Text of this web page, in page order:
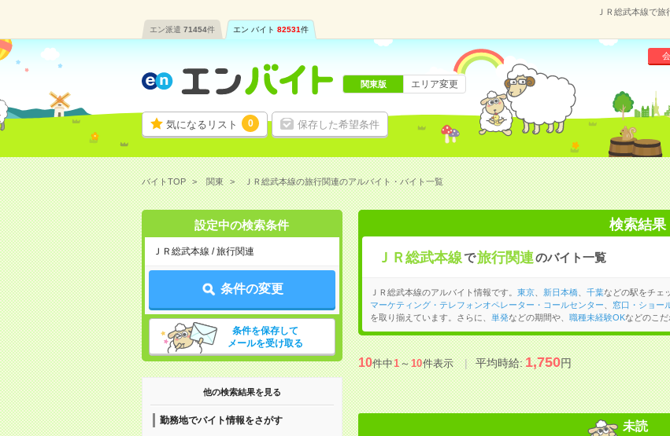
ＪＲ総武本線で
エン派遣 71454件 エン バイト 82531件
気になるリスト 0 保存した希望条件
関東版 エリア変更
バイトTOP 関東 ＪＲ総武本線の旅行関連のアルバイト・バイト一覧
設定中の検索条件
ＪＲ総武本線 / 旅行関連
条件の変更
条件を保存して
メールを受け取る
他の検索結果を見る
勤務地でバイト情報をさがす
検索結果
ＪＲ総武本線で旅行関連のバイト一覧
ＪＲ総武本線のアルバイト情報です。 東京、 新日本橋、 千葉などの駅をチェ
マーケティング・テレフォンオペレーター・コールセンター
窓口・ショー
を取り揃えています。さらに、
単発などの期間や、 職種未経験OKなどのこだ
10件中1～10件表示 平均時給:1,750円
未読